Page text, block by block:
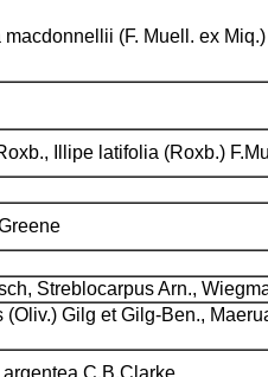
(F. Muell. ex Miq.)
Illipe latifolia (Roxb.)
Streblocarpus Arn.,
Gilg et Gilg-Ben.,
C.B.Clarke